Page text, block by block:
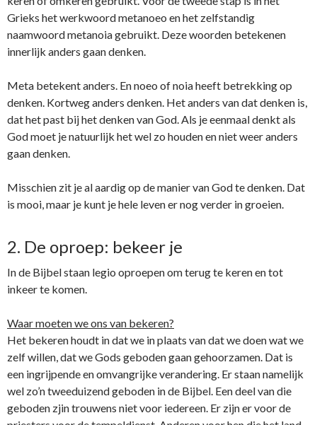
Grieks het werkwoord metanoeo en het zelfstandig
naamwoord metanoia gebruikt. Deze woorden betekenen
innerlijk anders gaan denken.
Meta betekent anders. En noeo of noia heeft betrekking op
denken. Kortweg anders denken. Het anders van dat denken is,
dat het past bij het denken van God. Als je eenmaal denkt als
God moet je natuurlijk het wel zo houden en niet weer anders
gaan denken.
Misschien zit je al aardig op de manier van God te denken. Dat
is mooi, maar je kunt je hele leven er nog verder in groeien.
2. De oproep: bekeer je
In de Bijbel staan legio oproepen om terug te keren en tot
inkeer te komen.
Waar moeten we ons van bekeren?
Het bekeren houdt in dat we in plaats van dat we doen wat we
zelf willen, dat we Gods geboden gaan gehoorzamen. Dat is
een ingrijpende en omvangrijke verandering. Er staan namelijk
wel zo’n tweeduizend geboden in de Bijbel. Een deel van die
geboden zjin trouwens niet voor iedereen. Er zijn er voor de